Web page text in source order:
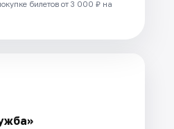
билетов от 3 000 ₽ на